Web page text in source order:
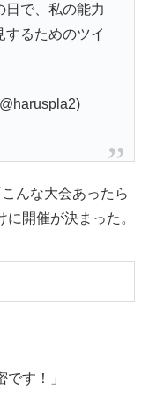
日で、私の能力
するためのツイ
んな大会あったら
開催が決まった。
す！」